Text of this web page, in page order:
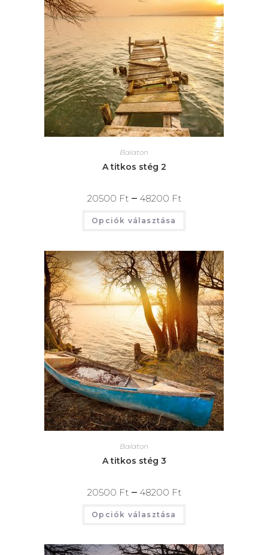
Balaton
A titkos stég 2
20500 Ft– 48200 Ft
Opciók választása
Balaton
A titkos stég 3
20500 Ft– 48200 Ft
Opciók választása